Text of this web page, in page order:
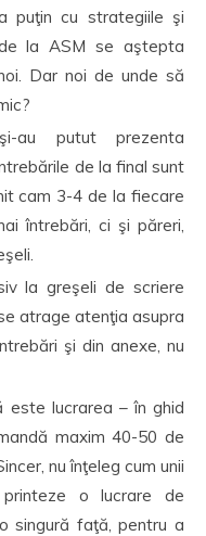
puţin cu strategiile şi
la ASM se aştepta
Dar noi de unde să
au putut prezenta
de la final sunt
cam 3-4 de la fiecare
întrebări, ci şi păreri,
la greşeli de scriere
atrage atenţia asupra
şi din anexe, nu
lucrarea – în ghid
maxim 40-50 de
nu înţeleg cum unii
o lucrare de
singură faţă, pentru a